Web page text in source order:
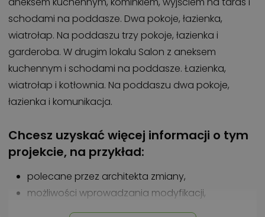
schodami na poddasze. Dwa pokoje, łazienka,
wiatrołap. Na poddaszu trzy pokoje, łazienka i
garderoba. W drugim lokalu Salon z aneksem
kuchennym i schodami na poddasze. Łazienka,
wiatrołap i kotłownia. Na poddaszu dwa pokoje,
łazienka i komunikacja.
Chcesz uzyskać więcej informacji o tym
projekcie, na przykład:
polecane przez architekta zmiany,
możliwości wprowadzania modyfikacji,
projekty podobne - o zbliżonym układzie lub